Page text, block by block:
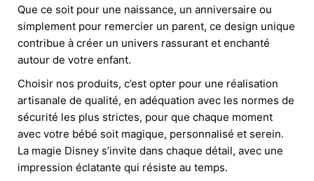
Que ce soit pour une naissance, un anniversaire ou
simplement pour remercier un parent, ce design unique
contribue à créer un univers rassurant et enchanté
autour de votre enfant.
Choisir nos produits, c’est opter pour une réalisation
artisanale de qualité, en adéquation avec les normes de
sécurité les plus strictes, pour que chaque moment
avec votre bébé soit magique, personnalisé et serein.
La magie Disney s’invite dans chaque détail, avec une
impression éclatante qui résiste au temps.